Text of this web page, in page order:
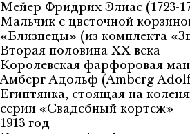
Мейер Фридрих Элиас (1723-
Мальчик с цветочной
«Близнецы» (из комплекта
Вторая половина XX века
Королевская фарфоровая
Амберг Адольф (Amberg
Египтянка, стоящая на
серии «Свадебный кортеж»
1913 год